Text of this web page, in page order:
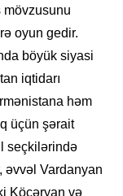
mövzusunu
oyun gedir.
böyük siyasi
iqtidarı
həm
üçün şərait
seçkilərində
əvvəl Vardanyan
Köçəryan və